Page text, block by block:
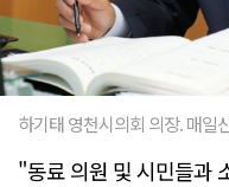
하기태 영천시의회 의장. 매일
"동료 의원 및 시민들과